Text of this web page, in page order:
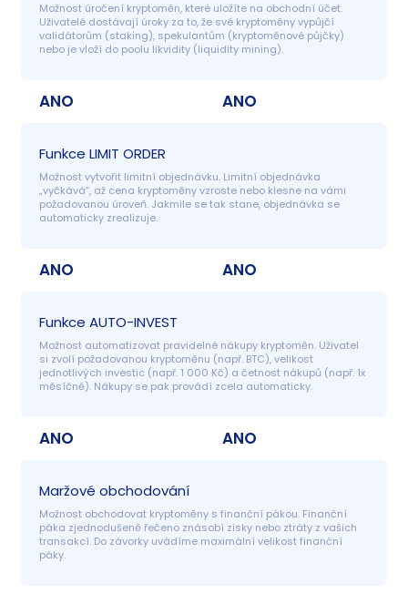
Možnost úročení kryptoměn, které uložíte na obchodní účet.
Uživatelé dostávají úroky za to, že své kryptoměny vypůjčí
validátorům (staking), spekulantům (kryptoměnové půjčky)
nebo je vloží do poolu likvidity (liquidity mining).
ANO ANO
Funkce LIMIT ORDER
Možnost vytvořit limitní objednávku. Limitní objednávka
„vyčkává“, až cena kryptoměny vzroste nebo klesne na vámi
požadovanou úroveň. Jakmile se tak stane, objednávka se
automaticky zrealizuje.
ANO ANO
Funkce AUTO-INVEST
Možnost automatizovat pravidelné nákupy kryptoměn. Uživatel
si zvolí požadovanou kryptoměnu (např. BTC), velikost
jednotlivých investic (např. 1 000 Kč) a četnost nákupů (např. 1x
měsíčně). Nákupy se pak provádí zcela automaticky.
ANO ANO
Maržové obchodování
Možnost obchodovat kryptoměny s finanční pákou. Finanční
páka zjednodušeně řečeno znásobí zisky nebo ztráty z vašich
transakcí. Do závorky uvádíme maximální velikost finanční
páky.